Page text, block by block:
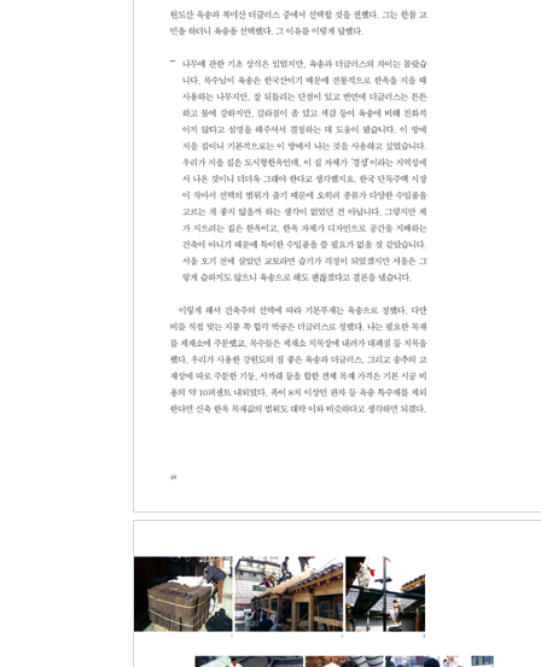
◎유리 제작_이 집만의 특별한 유리, 곰보창과 스
◎칠_한없이 오묘한, 한없이 까다로운
◎도배_세상에서 가장 좋은 것 하나쯤 갖고 싶다면
#한걸음 더 깊이|고궁한지, 전통과 현실에 발을 딛
◎차양_“차양을 안 하면 말이야, 모자 안 쓴 신사 같
#한걸음 더 깊이|마을토박이 차양 노동자와의 한낮
◎마무리_방도 만들고 유리도 끼우고, 조명도 달
|집주인 로버트 파우저 교수와 도편수 황인범 목수
*한옥 구입부터 살기까지 서촌 파 교수의 13문 13답